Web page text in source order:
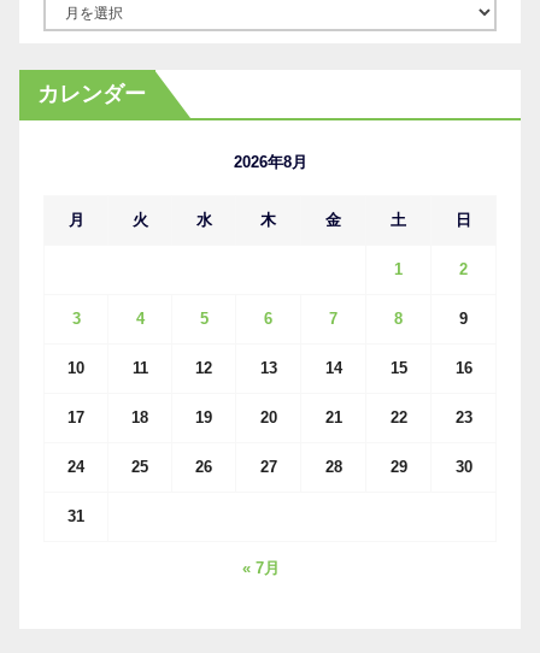
カ
イ
カレンダー
2026年8月
月 火 水 木 金 土 日
1 2
3 4 5 6 7 8 9
10 11 12 13 14 15 16
17 18 19 20 21 22 23
24 25 26 27 28 29 30
31
« 7月